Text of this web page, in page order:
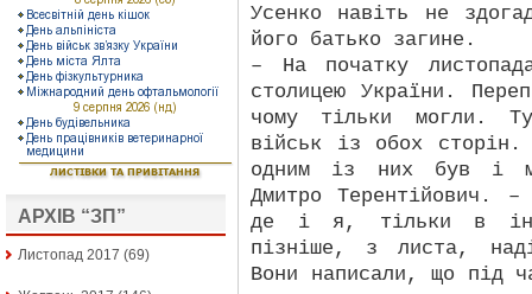
АРХІВ “ЗП”
Листопад 2017 (69)
Усенко навіть не
його батько загине.
– На початку
столицею України.
чому тільки могли.
військ із обох сторін.
одним із них був і
Дмитро Терентійович.
де і я, тільки в
пізніше, з листа,
Вони написали, що під